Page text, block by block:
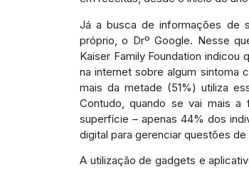
Já a busca de informações de
próprio, o Drº Google. Nesse
Kaiser Family Foundation
na internet sobre algum sintoma
mais da metade (51%) utiliza
Contudo, quando se vai mais a
superfície – apenas 44% dos
digital para gerenciar questões de
A utilização de gadgets e